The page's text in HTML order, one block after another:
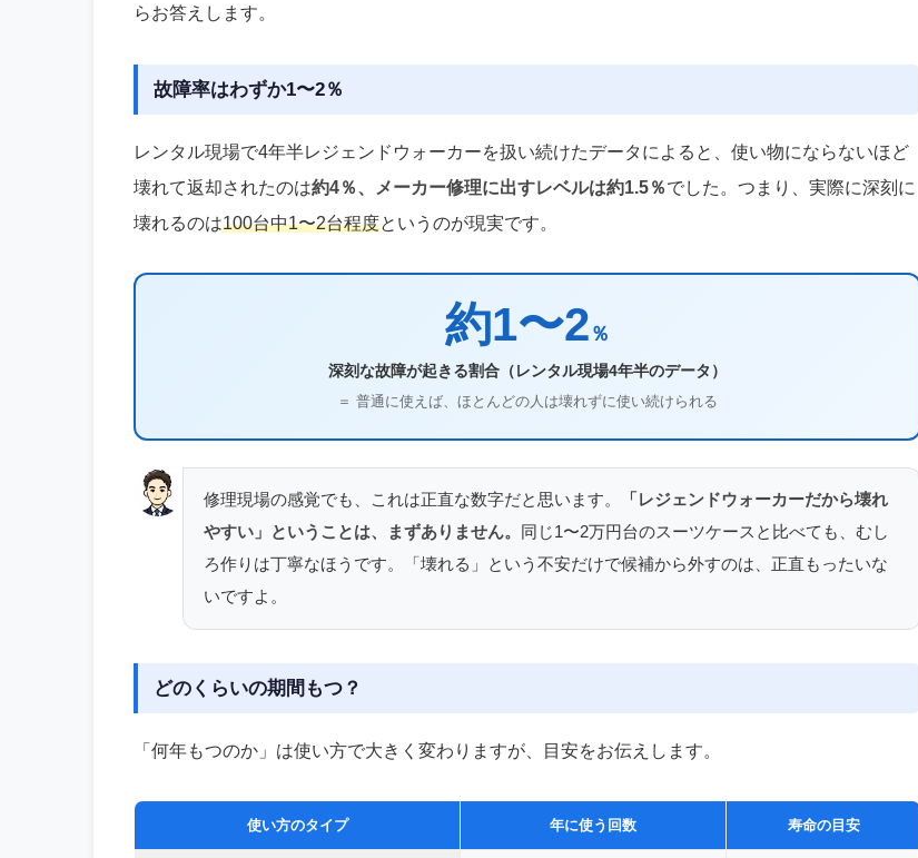
らお答えします。
故障率はわずか1〜2％
レンタル現場で4年半レジェンドウォーカーを扱い続けたデータによると、使い物にならないほど
壊れて返却されたのは約4％、メーカー修理に出すレベルは約1.5％でした。つまり、実際に深刻に
壊れるのは100台中1〜2台程度というのが現実です。
約1〜2 ％
深刻な故障が起きる割合（レンタル現場4年半のデータ）
＝ 普通に使えば、ほとんどの人は壊れずに使い続けられる
修理現場の感覚でも、これは正直な数字だと思います。
「レジェンドウォーカーだから壊れ
やすい」ということは、まずありません。
同じ1〜2万円台のスーツケースと比べても、むし
ろ作りは丁寧なほうです。「壊れる」という不安だけで候補から外すのは、正直もったいな
いですよ。
どのくらいの期間もつ？
「何年もつのか」は使い方で大きく変わりますが、目安をお伝えします。
使い方のタイプ 年に使う回数 寿命の目安